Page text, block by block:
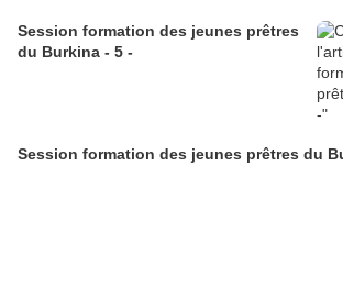
Session formation des jeunes prêtres
du Burkina - 5 -
Session formation des jeunes prêtres du